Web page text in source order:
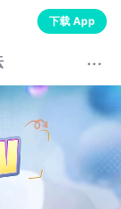
下载 App